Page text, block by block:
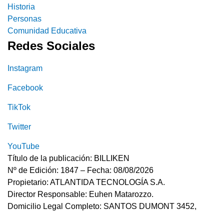
Historia
Personas
Comunidad Educativa
Redes Sociales
Instagram
Facebook
TikTok
Twitter
YouTube
Título de la publicación: BILLIKEN
Nº de Edición: 1847 – Fecha: 08/08/2026
Propietario: ATLANTIDA TECNOLOGÍA S.A.
Director Responsable: Euhen Matarozzo.
Domicilio Legal Completo: SANTOS DUMONT 3452,